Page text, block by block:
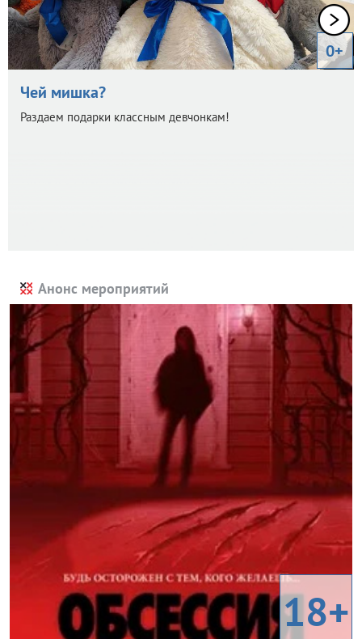
0+
Чей мишка?
Раздаем подарки классным девчонкам!
Анонс мероприятий
18+